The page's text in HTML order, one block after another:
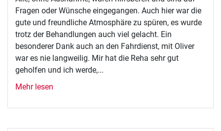
Fragen oder Wünsche eingegangen. Auch hier war die
gute und freundliche Atmosphäre zu spüren, es wurde
trotz der Behandlungen auch viel gelacht. Ein
besonderer Dank auch an den Fahrdienst, mit Oliver
war es nie langweilig. Mir hat die Reha sehr gut
geholfen und ich werde,...
Mehr lesen